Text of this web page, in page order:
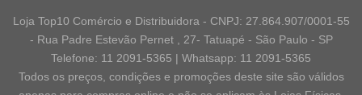
Loja Top10 Comércio e Distribuidora - CNPJ: 27.864.907/0001-55
- Rua Padre Estevão Pernet , 27- Tatuapé - São Paulo - SP
Telefone: 11 2091-5365 | Whatsapp: 11 2091-5365
Todos os preços, condições e promoções deste site são válidos